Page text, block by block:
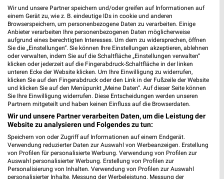
dm Bad Kötzting
Westumgehung 12
93444 Bad Kötzting
Heute 08:00 - 20:00 Uhr | Geschlossen
373,97 km
dm Plattling
Landauer Straße 8
94447 Plattling
Heute 08:00 - 20:00 Uhr | Geschlossen
417,97 km
Wir und unsere Partner speichern und/oder greifen auf Informationen auf
einem Gerät zu, wie z. B. eindeutige IDs in cookie und anderen
Browserspeichern, um personenbezogene Daten zu verarbeiten. Einige
Anbieter verarbeiten Ihre personenbezogenen Daten möglicherweise
aufgrund eines berechtigten Interesses. Um dem zu widersprechen, öffnen
Sie die „Einstellungen“. Sie können Ihre Einstellungen akzeptieren, ablehnen
oder verwalten, indem Sie auf die Schaltfläche „Einstellungen verwalten“
klicken oder jederzeit auf die Fingerabdruck-Schaltfläche in der linken
unteren Ecke der Website klicken. Um Ihre Einwilligung zu widerrufen,
klicken Sie auf den Fingerabdruck oder den Link in der Fußzeile der Website
und klicken Sie auf den Menüpunkt „Meine Daten“. Auf dieser Seite können
Sie Ihre Einwilligung widerrufen. Diese Entscheidungen werden unseren
Partnern mitgeteilt und haben keinen Einfluss auf die Browserdaten.
Wir und unsere Partner verarbeiten Daten, um die Leistung der
Website zu analysieren und Folgendes zu tun:
Speichern von oder Zugriff auf Informationen auf einem Endgerät.
Verwendung reduzierter Daten zur Auswahl von Werbeanzeigen. Erstellung
von Profilen für personalisierte Werbung. Verwendung von Profilen zur
Auswahl personalisierter Werbung. Erstellung von Profilen zur
Personalisierung von Inhalten. Verwendung von Profilen zur Auswahl
personalisierter Inhalte. Messung der Werbeleistung. Messung der